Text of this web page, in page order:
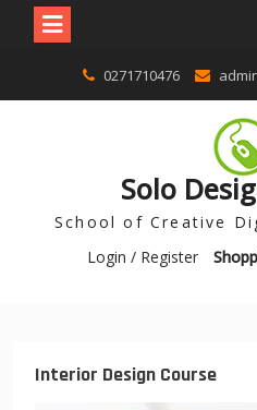
0271710476
Solo
School of Creative
Login / Register
Interior Design Course